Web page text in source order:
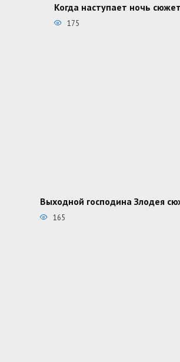
Когда наступает ночь
175
Выходной господина Злодея
165